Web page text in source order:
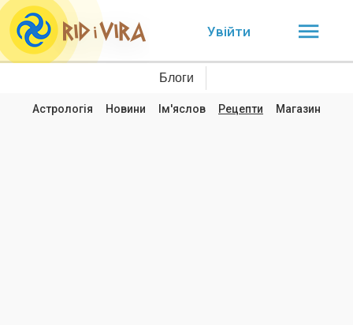
Увійти
Блоги
Астрологія Новини Ім'яслов Рецепти Магазин